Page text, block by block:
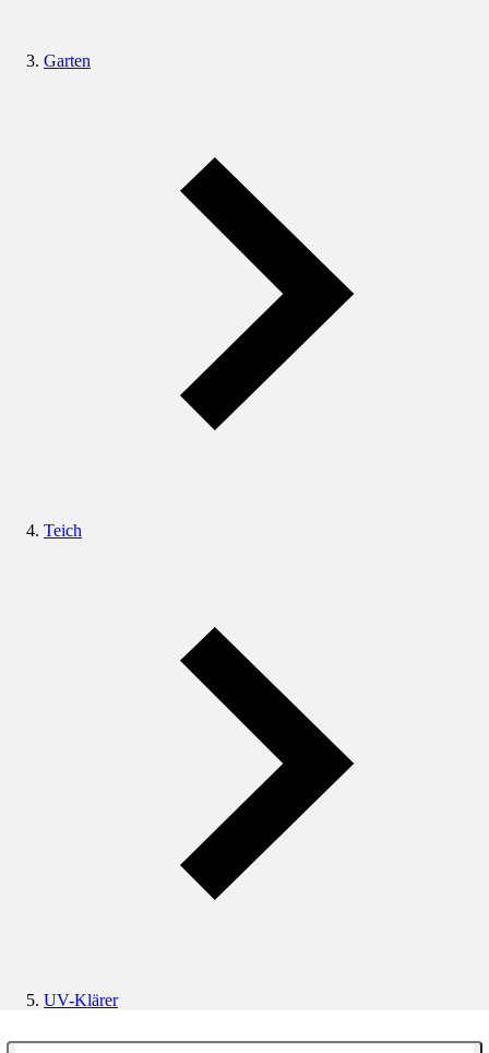
Garten
Teich
UV-Klärer